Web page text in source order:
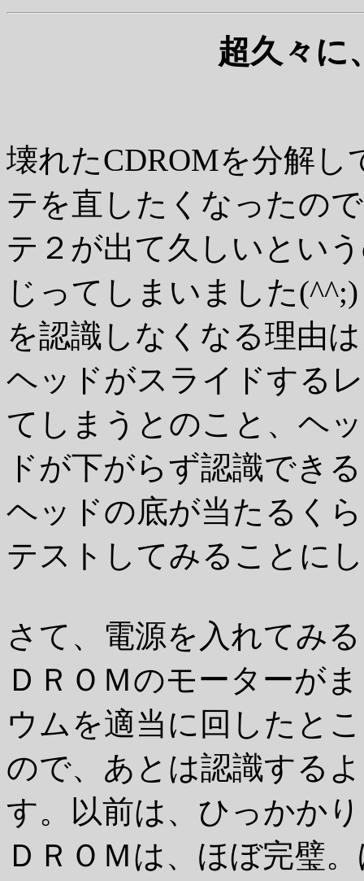
超久々に
壊れたCDROMを分解
テを直したくなったの
テ２が出て久しいとい
じってしまいました
を認識しなくなる理由
ヘッドがスライドする
てしまうとのこと、ヘ
ドが下がらず認識でき
ヘッドの底が当たるく
テストしてみることに
さて、電源を入れてみ
ＤＲＯＭのモーターが
ウムを適当に回したと
ので、あとは認識する
す。以前は、ひっかか
ＤＲＯＭは、ほぼ完璧